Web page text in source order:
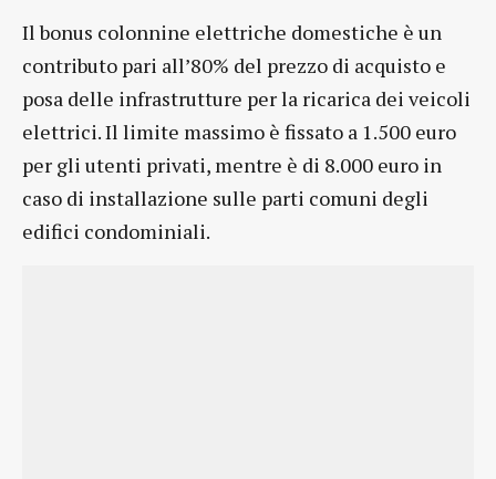
Il bonus colonnine elettriche domestiche è un
contributo pari all’80% del prezzo di acquisto e
posa delle infrastrutture per la ricarica dei veicoli
elettrici. Il limite massimo è fissato a 1.500 euro
per gli utenti privati, mentre è di 8.000 euro in
caso di installazione sulle parti comuni degli
edifici condominiali.